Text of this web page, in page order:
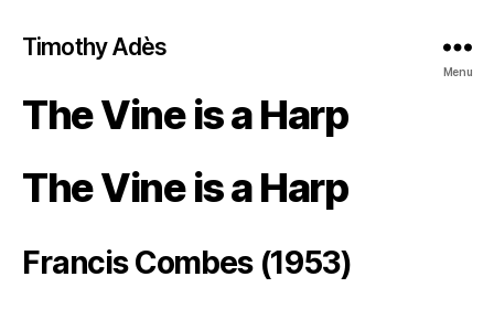
Timothy Adès
Menu
The Vine is a Harp
The Vine is a Harp
Francis Combes (1953)